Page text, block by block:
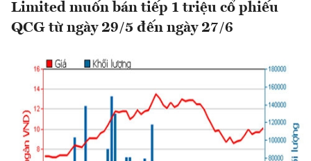
Limited muốn bán tiếp 1 triệu cổ phiếu
QCG từ ngày 29/5 đến ngày 27/6